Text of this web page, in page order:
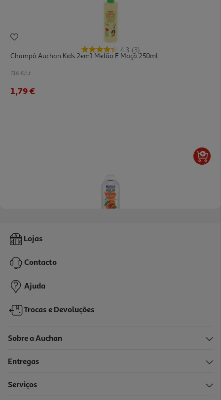
4.3 (3)
Champô Auchan Kids 2em1 Melão E Maçã 250ml
7.16 €/Lt
1,79 €
Champô Criança Le Petit Marseillais Alperce 2 Em 1 300 Ml
4,29 €
Lojas
Contacto
Ajuda
Trocas e Devoluções
Sobre a Auchan
Entregas
Serviços